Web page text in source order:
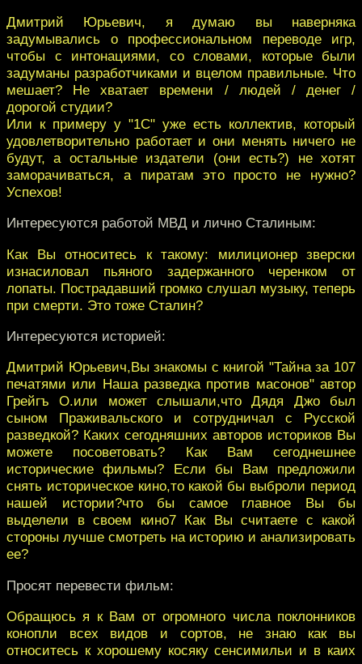
Дмитрий Юрьевич, я думаю вы наверняка
задумывались о профессиональном переводе игр,
чтобы с интонациями, со словами, которые были
задуманы разработчиками и вцелом правильные. Что
мешает? Не хватает времени / людей / денег /
дорогой студии?
Или к примеру у "1С" уже есть коллектив, который
удовлетворительно работает и они менять ничего не
будут, а остальные издатели (они есть?) не хотят
заморачиваться, а пиратам это просто не нужно?
Успехов!
Интересуются работой МВД и лично Сталиным:
Как Вы относитесь к такому: милиционер зверски
изнасиловал пьяного задержанного черенком от
лопаты. Пострадавший громко слушал музыку, теперь
при смерти. Это тоже Сталин?
Интересуются историей:
Дмитрий Юрьевич,Вы знакомы с книгой "Тайна за 107
печатями или Наша разведка против масонов" автор
Грейгъ О.или может слышали,что Дядя Джо был
сыном Праживальского и сотрудничал с Русской
разведкой? Каких сегодняшних авторов историков Вы
можете посоветовать? Как Вам сегоднешнее
исторические фильмы? Если бы Вам предложили
снять историческое кино,то какой бы выброли период
нашей истории?что бы самое главное Вы бы
выделели в своем кино7 Как Вы считаете с какой
стороны лучше смотреть на историю и анализировать
ее?
Просят перевести фильм:
Обращюсь я к Вам от огромного числа поклонников
конопли всех видов и сортов, не знаю как вы
относитесь к хорошему косяку сенсимильи и в каих